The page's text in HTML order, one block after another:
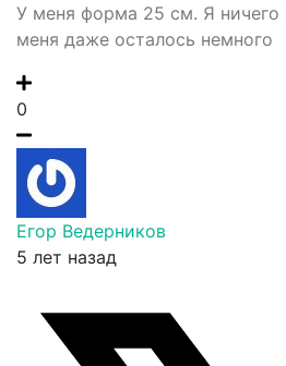
У меня форма 25 см. Я ничего
меня даже осталось немного
0
Егор Ведерников
5 лет назад